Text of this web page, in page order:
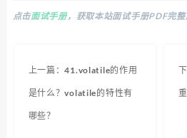
点击面试手册，获取本站面试手册PDF完
上一篇：41.volatile的作用
是什么？volatile的特性有
哪些？